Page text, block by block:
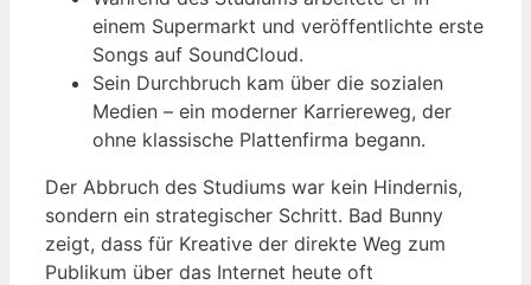
einem Supermarkt und veröffentlichte erste
Songs auf SoundCloud.
Sein Durchbruch kam über die sozialen
Medien – ein moderner Karriereweg, der
ohne klassische Plattenfirma begann.
Der Abbruch des Studiums war kein Hindernis,
sondern ein strategischer Schritt. Bad Bunny
zeigt, dass für Kreative der direkte Weg zum
Publikum über das Internet heute oft